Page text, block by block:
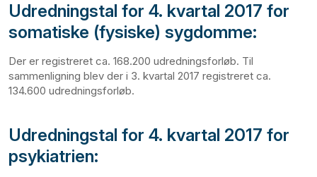
Udredningstal for 4. kvartal 2017 for
somatiske (fysiske) sygdomme:
Der er registreret ca. 168.200 udredningsforløb. Til
sammenligning blev der i 3. kvartal 2017 registreret ca.
134.600 udredningsforløb.
Udredningstal for 4. kvartal 2017 for
psykiatrien: